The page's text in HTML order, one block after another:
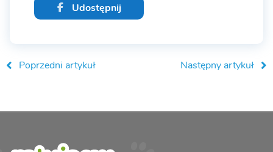
Udostępnij
Poprzedni artykuł Następny artykuł